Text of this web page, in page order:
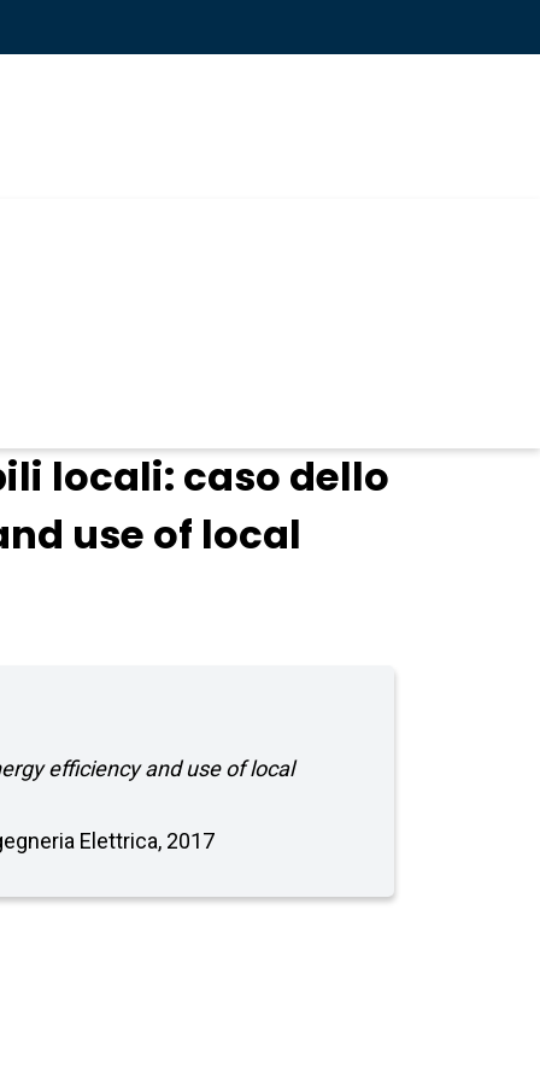
locali: caso dello
use of local
efficiency and use of local
Elettrica, 2017